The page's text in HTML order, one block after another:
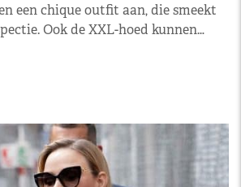
een chique outfit aan, die smeekt
Ook de XXL-hoed kunnen…